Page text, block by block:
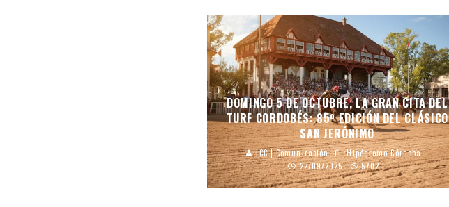
DOMINGO 5 DE OCTUBRE, LA GRAN CITA DEL
TURF CORDOBÉS: 85º EDICIÓN DEL CLÁSICO
SAN JERÓNIMO
JCC | Comunicación
Hipódromo Córdoba
22/09/2025
5702